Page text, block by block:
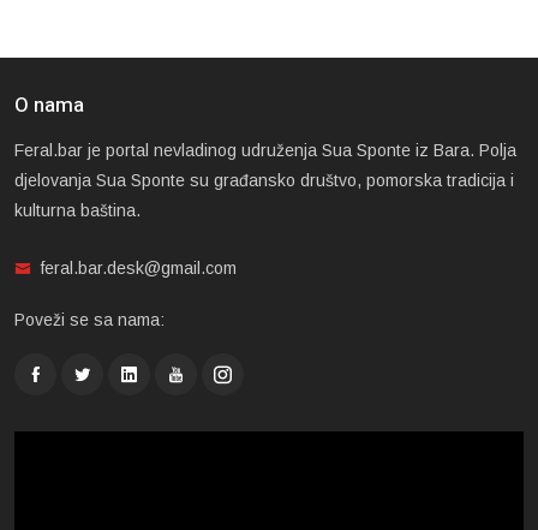
O nama
Feral.bar je portal nevladinog udruženja Sua Sponte iz Bara. Polja
djelovanja Sua Sponte su građansko društvo, pomorska tradicija i
kulturna baština.
feral.bar.desk@gmail.com
Poveži se sa nama: